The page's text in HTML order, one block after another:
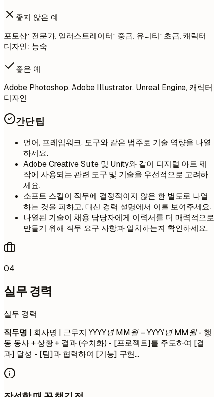
좋지 않은 예
포토샵: 전문가, 일러스트레이터: 중급, 유니티: 초급, 캐릭터
디자인: 능숙
좋은 예
Adobe Photoshop, Adobe Illustrator, Unreal Engine, 캐릭터
디자인
간단 팁
언어, 프레임워크, 도구와 같은 범주로 기술 역량을 나열
하세요.
Adobe Creative Suite 및 Unity와 같이 디지털 아트 제
작에 사용되는 관련 도구 및 기술을 우선적으로 고려하
세요.
소프트 스킬이 직무에 결정적이지 않은 한 별도로 나열
하는 것을 피하고, 대신 경력 설명에서 이를 보여주세요.
나열된 기술이 채용 담당자에게 이력서를 더 매력적으로
만들기 위해 직무 요구 사항과 일치하는지 확인하세요.
04
실무 경력
실무 경력
직무명 | 회사명 | 근무지 YYYY년 MM월 – YYYY년 MM월- 행
동 동사 + 상황 + 결과 (수치화) - [프로젝트]를 주도하여 [결
과] 달성 - [팀]과 협력하여 [기능] 구현...